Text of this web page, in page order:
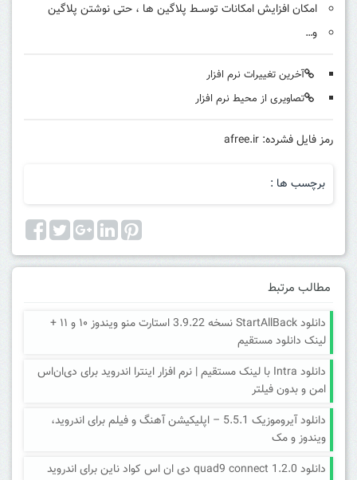
امکان افزایش امکانات توســط پلاگین ها ، حتی نوشتن پلاگین
و…
آخرین تغییرات نرم افزار
تصاویری از محیط نرم افزار
رمز فایل فشرده: afree.ir
برچسب ها :
مطالب مرتبط
دانلود StartAllBack نسخه 3.9.22 استارت منو ویندوز ۱۰ و ۱۱ +
لینک دانلود مستقیم
دانلود Intra با لینک مستقیم | نرم افزار اینترا اندروید برای دی‌ان‌اس
امن و بدون فیلتر
دانلود آیروموزیک 5.5.1 – اپلیکیشن آهنگ و فیلم برای اندروید،
ویندوز و مک
دانلود quad9 connect 1.2.0 دی ان اس کواد ناین برای اندروید